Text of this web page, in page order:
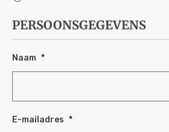
PERSOONSGEGEVENS
Naam *
E-mailadres *